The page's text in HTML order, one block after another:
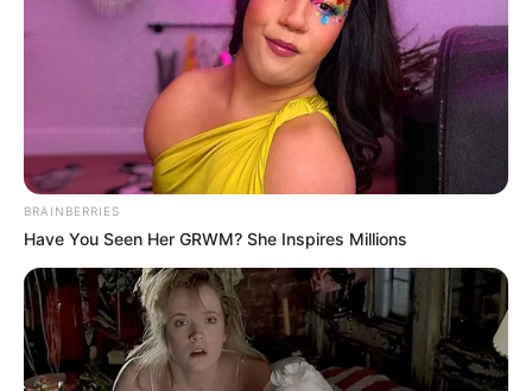
BRAINBERRIES
Have You Seen Her GRWM? She Inspires Millions